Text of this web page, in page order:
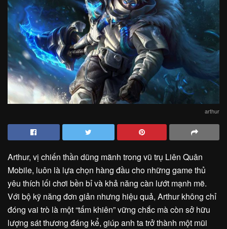
arthur
Arthur, vị chiến thần dũng mãnh trong vũ trụ Liên Quân
Mobile, luôn là lựa chọn hàng đầu cho những game thủ
yêu thích lối chơi bền bỉ và khả năng càn lướt mạnh mẽ.
Với bộ kỹ năng đơn giản nhưng hiệu quả, Arthur không chỉ
đóng vai trò là một “tấm khiên” vững chắc mà còn sở hữu
lượng sát thương đáng kể, giúp anh ta trở thành một mũi